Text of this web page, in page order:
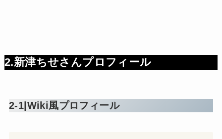
2.新津ちせさんプロフィール
2-1|Wiki風プロフィール